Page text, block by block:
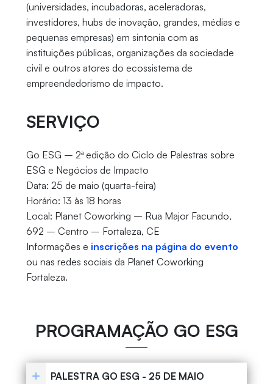
(universidades, incubadoras, aceleradoras,
investidores, hubs de inovação, grandes, médias e
pequenas empresas) em sintonia com as
instituições públicas, organizações da sociedade
civil e outros atores do ecossistema de
empreendedorismo de impacto.
SERVIÇO
Go ESG – 2ª edição do Ciclo de Palestras sobre
ESG e Negócios de Impacto
Data: 25 de maio (quarta-feira)
Horário: 13 às 18 horas
Local: Planet Coworking – Rua Major Facundo,
692 – Centro – Fortaleza, CE
Informações e inscrições na página do evento
ou nas redes sociais da Planet Coworking
Fortaleza.
PROGRAMAÇÃO GO ESG
PALESTRA GO ESG - 25 DE MAIO